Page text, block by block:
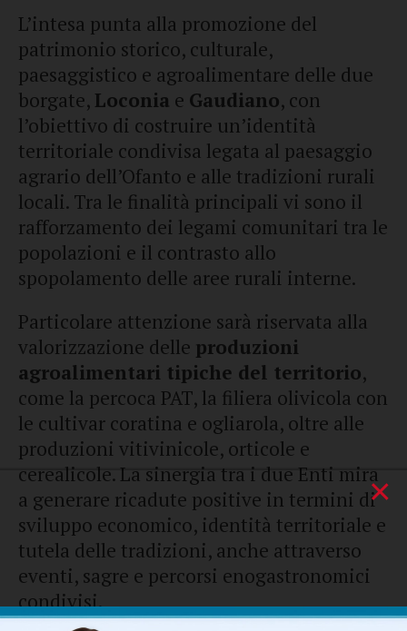
L’intesa punta alla promozione del
patrimonio storico, culturale,
paesaggistico e agroalimentare delle due
borgate, Loconia e Gaudiano, con
l’obiettivo di costruire un’identità
territoriale condivisa legata al paesaggio
agrario dell’Ofanto e alle tradizioni rurali
locali. Tra le finalità principali vi sono il
rafforzamento dei legami comunitari tra le
popolazioni e il contrasto allo
spopolamento delle aree rurali interne.
Particolare attenzione sarà riservata alla
valorizzazione delle produzioni
agroalimentari tipiche del territorio,
come la percoca PAT, la filiera olivicola con
le cultivar coratina e ogliarola, oltre alle
produzioni vitivinicole, orticole e
cerealicole. La sinergia tra i due Enti mira
a generare ricadute positive in termini di
sviluppo economico, identità territoriale e
tutela delle tradizioni, anche attraverso
eventi, sagre e percorsi enogastronomici
condivisi.
×